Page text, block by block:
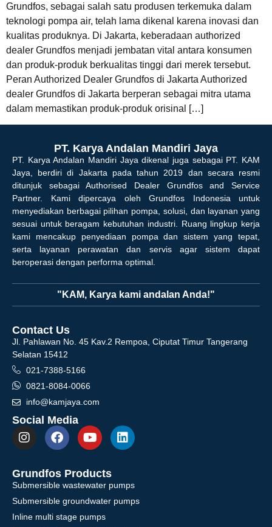
Grundfos, sebagai salah satu produsen terkemuka dalam
teknologi pompa air, telah lama dikenal karena inovasi dan
kualitas produknya. Di Jakarta, keberadaan authorized
dealer Grundfos menjadi jembatan vital antara konsumen
dan produk-produk berkualitas tinggi dari merek tersebut.
Peran Authorized Dealer Grundfos di Jakarta Authorized
dealer Grundfos di Jakarta berperan sebagai mitra utama
dalam memastikan produk-produk orisinal […]
PT. Karya Andalan Mandiri Jaya
PT. Karya Andalan Mandiri Jaya dikenal juga sebagai PT. KAM
Jaya, berdiri di Jakarta pada tahun 2019 dan secara resmi
ditunjuk sebagai Authorised Dealer Grundfos and Service
Partner. Kami dipercaya oleh Grundfos Indonesia untuk
menyediakan berbagai pilihan pompa, solusi, dan layanan yang
sesuai untuk beragam kebutuhan industri. Ruang lingkup kerja
kami mencakup penyediaan pompa dan sistem yang tepat,
serta layanan perawatan dan servis agar sistem dapat
beroperasi dengan performa optimal.
"KAM, Karya kami andalan Anda!"
Contact Us
Jl. Pahlawan No. 45 Kav.2 Rempoa, Ciputat Timur Tangerang
Selatan 15412
021-7388-5166
0821-8084-0066
info@kamjaya.com
Social Media
Grundfos Products
Submersible wastewater pumps
Submersible groundwater pumps
Inline multi stage pumps